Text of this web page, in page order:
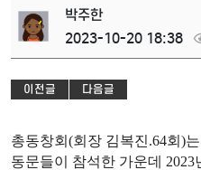
박주한
2023-10-20 18:38
이전글 다음글
총동창회 (회장 김복진.64회 )
동문들이 참석한 가운데 2023